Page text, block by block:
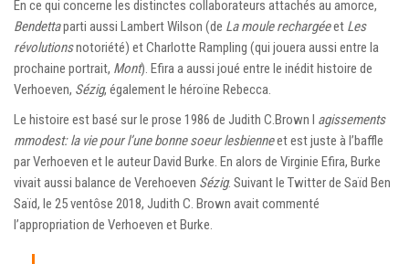
En ce qui concerne les distinctes collaborateurs attachés au amorce,
Bendettaparti aussi Lambert Wilson (de La moule rechargéeet Les
révolutionsnotoriété) et Charlotte Rampling (qui jouera aussi entre la
prochaine portrait, Mont). Efira a aussi joué entre le inédit histoire de
Verhoeven, Sézig, également le héroïne Rebecca.
Le histoire est basé sur le prose 1986 de Judith C.Brown I agissements
mmodest: la vie pour l’une bonne soeur lesbienneet est juste à l’baffle
par Verhoeven et le auteur David Burke. En alors de Virginie Efira, Burke
vivait aussi balance de Verehoeven Sézig. Suivant le Twitter de Saïd Ben
Saïd, le 25 ventôse 2018, Judith C. Brown avait commenté
l’appropriation de Verhoeven et Burke.